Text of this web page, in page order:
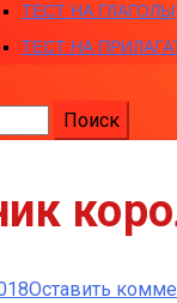
ТЕСТ НА ГЛАГОЛЫ
ТЕСТ НА
Оставить